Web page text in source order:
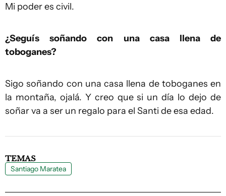
Mi poder es civil.
¿Seguís soñando con una casa llena de
toboganes?
Sigo soñando con una casa llena de toboganes en
la montaña, ojalá. Y creo que si un día lo dejo de
soñar va a ser un regalo para el Santi de esa edad.
TEMAS
Santiago Maratea